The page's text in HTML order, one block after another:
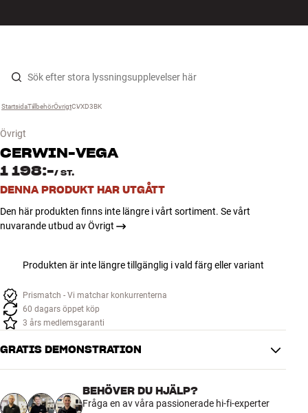
Hopp til innhold
Högtalare
Hörlurar
Surround
TV
Tillbehör
INSPIRATION
MÄRKEN
Startsida ›
Tillbehör ›
Övrigt ›
CVXD3BK
Övrigt
CERWIN-VEGA
1 198:-/ ST.
DENNA PRODUKT HAR UTGÅTT
Den här produkten finns inte längre i vårt sortiment. Se vårt
nuvarande utbud av Övrigt
Produkten är inte längre tillgänglig i vald färg eller variant
Prismatch - Vi matchar konkurrenterna
60 dagars öppet köp
3 års medlemsgaranti
GRATIS DEMONSTRATION
BEHÖVER DU HJÄLP?
Fråga en av våra passionerade hi-fi-experter